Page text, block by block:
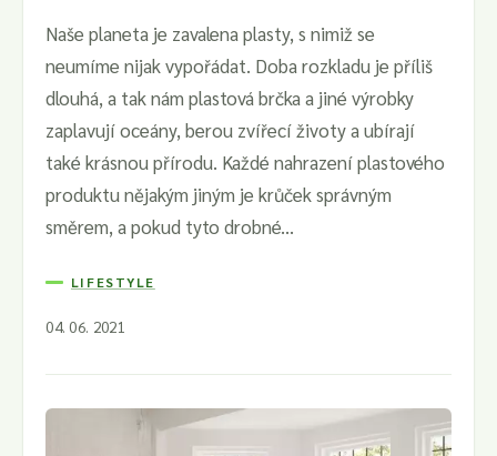
Naše planeta je zavalena plasty, s nimiž se
neumíme nijak vypořádat. Doba rozkladu je příliš
dlouhá, a tak nám plastová brčka a jiné výrobky
zaplavují oceány, berou zvířecí životy a ubírají
také krásnou přírodu. Každé nahrazení plastového
produktu nějakým jiným je krůček správným
směrem, a pokud tyto drobné...
LIFESTYLE
04. 06. 2021